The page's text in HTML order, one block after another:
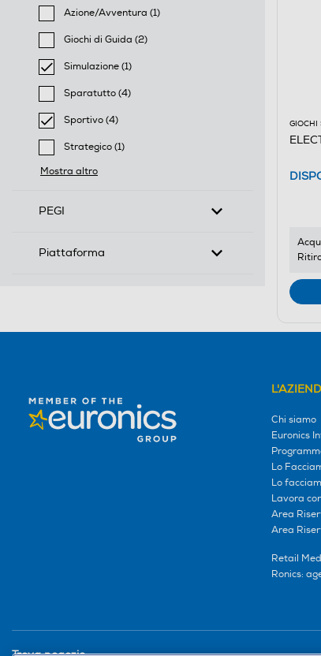
Azione/Avventura (1)
Filtra per Genere: Azione/Avventura
Giochi di Guida (2)
Filtra per Genere: Giochi di Guida
Simulazione (1)
selected Filtro applicato per Genere: Simulazione
Sparatutto (4)
Filtra per Genere: Sparatutto
Sportivo (4)
selected Filtro applicato per Genere: Sportivo
Strategico (1)
Filtra per Genere: Strategico
Mostra altro
PEGI
Piattaforma
GIOCHI
Chi siamo
Euronics
Lo
Lo
Lavora
Area
Area
Retail
Ronics: